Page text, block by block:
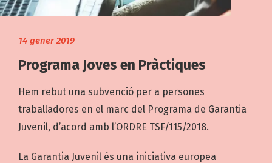
14 gener 2019
Programa Joves en Pràctiques
Hem rebut una subvenció per a persones
traballadores en el marc del Programa de Garantia
Juvenil, d’acord amb l’ORDRE TSF/115/2018.
La Garantia Juvenil és una iniciativa europea